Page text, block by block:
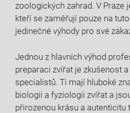
zoologických ⁤zahrad. V Praze
kteří ⁤se⁣ zaměřují pouze na
jedinečné výhody pro své
Jednou z hlavních výhod
‌preparaci zvířat je zkušenost
specialistů. Ti mají hluboké
‌biologii a fyziologii zvířat a
přirozenou krásu a ⁣autenticitu